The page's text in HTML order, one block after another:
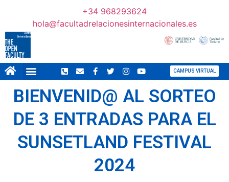
+34 968293624
hola@facultadrelacionesinternacionales.es
CAMPUS VIRTUAL
BIENVENID@ AL SORTEO
DE 3 ENTRADAS PARA EL
SUNSETLAND FESTIVAL
2024